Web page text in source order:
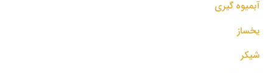
آبمیوه گیری
یخساز
شیکر